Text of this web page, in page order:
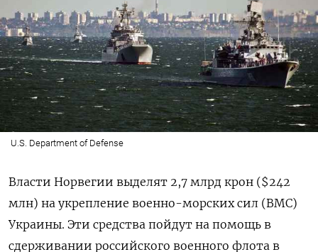
U.S. Department of Defense
Власти Норвегии выделят 2,7 млрд крон ($242
млн) на укрепление военно-морских сил (ВМС)
Украины. Эти средства пойдут на помощь в
сдерживании российского военного флота в